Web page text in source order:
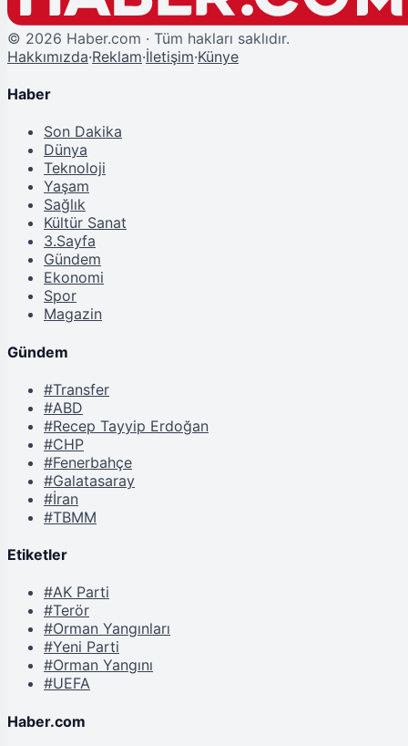
© 2026 Haber.com · Tüm hakları saklıdır.
Hakkımızda·Reklam·İletişim·Künye
Haber
Son Dakika
Dünya
Teknoloji
Yaşam
Sağlık
Kültür Sanat
3.Sayfa
Gündem
Ekonomi
Spor
Magazin
Gündem
#Transfer
#ABD
#Recep Tayyip Erdoğan
#CHP
#Fenerbahçe
#Galatasaray
#İran
#TBMM
Etiketler
#AK Parti
#Terör
#Orman Yangınları
#Yeni Parti
#Orman Yangını
#UEFA
Haber.com